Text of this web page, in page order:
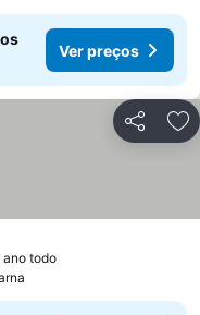
Ver preços
Partilhar
ano todo